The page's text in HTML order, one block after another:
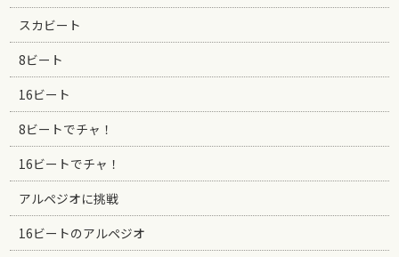
スカビート
8ビート
16ビート
8ビートでチャ！
16ビートでチャ！
アルペジオに挑戦
16ビートのアルペジオ